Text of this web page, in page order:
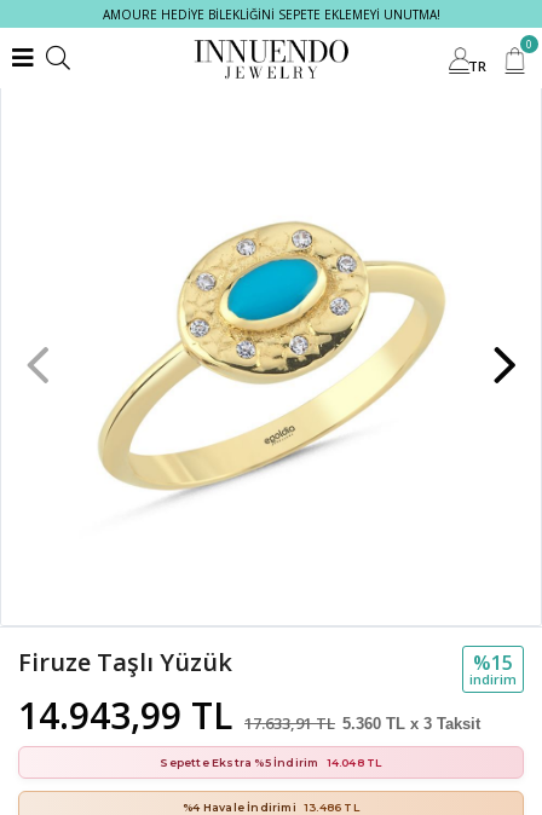
AMOURE HEDİYE BİLEKLİĞİNİ SEPETE EKLEMEYİ UNUTMA!
TR
0
Firuze Taşlı Yüzük
14.943,99 TL 17.633,91 TL
%15
i̇ndi̇ri̇m
5.360 TL x 3 Taksit
Sepette Ekstra %5 İndirim 14.048 TL
%4 Havale İndirimi 13.486 TL